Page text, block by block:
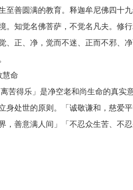
至善圆满的教育。释迦牟尼佛四十
。知觉名佛菩萨，不觉名凡夫。修
、正、净，觉而不迷、正而不邪、
慧命
苦得乐」是净空老和尚生命的真
身处世的原则。「诚敬谦和，慈爱
，善意满人间」「不忍众生苦、不忍